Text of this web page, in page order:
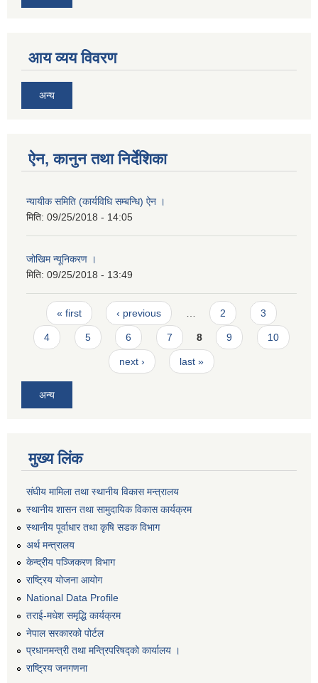
आय व्यय विवरण
अन्य
ऐन, कानुन तथा निर्देशिका
न्यायीक समिति (कार्यविधि सम्बन्धि) ऐन ।
मिति: 09/25/2018 - 14:05
जोखिम न्यूनिकरण ।
मिति: 09/25/2018 - 13:49
Pages
« first ‹ previous 2 3
4 5 6 7 8 9 10
next › last »
अन्य
मुख्य लिंक
संघीय मामिला तथा स्थानीय विकास मन्त्रालय
स्थानीय शासन तथा सामुदायिक विकास कार्यक्रम
स्थानीय पूर्वाधार तथा कृषि सडक विभाग
अर्थ मन्त्रालय
केन्द्रीय पञ्जिकरण विभाग
राष्ट्रिय योजना आयोग
National Data Profile
तराई-मधेश समृद्धि कार्यक्रम
नेपाल सरकारको पोर्टल
प्रधानमन्त्री तथा मन्त्रिपरिषद्को कार्यालय ।
राष्ट्रिय जनगणना